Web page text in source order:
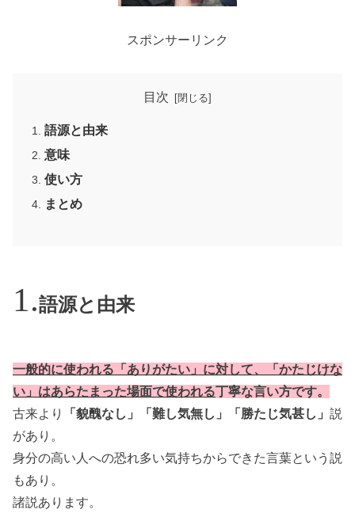
スポンサーリンク
目次
語源と由来
意味
使い方
まとめ
語源と由来
一般的に使われる「ありがたい」に対して、「かたじけな
い」はあらたまった場面で使われる丁寧な言い方です。
古来より
「貌醜なし」「難し気無し」「勝たじ気甚し」 説
があり。
身分の高い人への恐れ多い気持ちからできた言葉という説
もあり。
諸説あります。